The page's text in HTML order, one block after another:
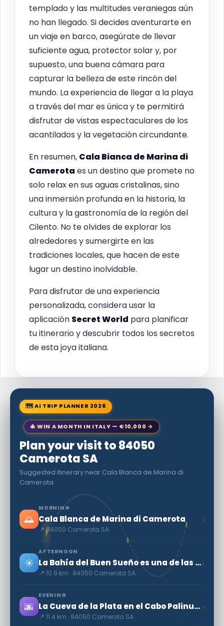
templado y las multitudes veraniegas aún
no han llegado. Si decides aventurarte en
un viaje en barco, asegúrate de llevar
suficiente agua, protector solar y, por
supuesto, una buena cámara para
capturar la belleza de este rincón del
mundo. La experiencia de llegar a la playa
a través del mar es única y te permitirá
disfrutar de vistas espectaculares de los
acantilados y la vegetación circundante.
En resumen, Cala Bianca de Marina di
Camerota es un destino que promete no
solo relax en sus aguas cristalinas, sino
una inmersión profunda en la historia, la
cultura y la gastronomía de la región del
Cilento. No te olvides de explorar los
alrededores y sumergirte en las
tradiciones locales, que hacen de este
lugar un destino inolvidable.
Para disfrutar de una experiencia
personalizada, considera usar la
aplicación Secret World para planificar
tu itinerario y descubrir todos los secretos
de esta joya italiana.
🗺 AI TRIP PLANNER 2026
🎄 WIN A MONTH IN ITALY — €10,000 →
Plan your visit to 84050
Camerota SA
Suggested itinerary near Cala Blanca de Marina di
Camerota
🌅
MORNING
Cala Blanca de Marina di Camerota
📍 84050 Camerota SA
›
☀️
AFTERNOON
La Bahía del Buen Sueño es una de las playas más hermosas de Italia.
📍 10.9 km · 84050 Camerota SA
›
🌆
EVENING
La Cueva de la Plata en el Cabo Palinuro
📍 11.4 km · 84050 Camerota SA
›